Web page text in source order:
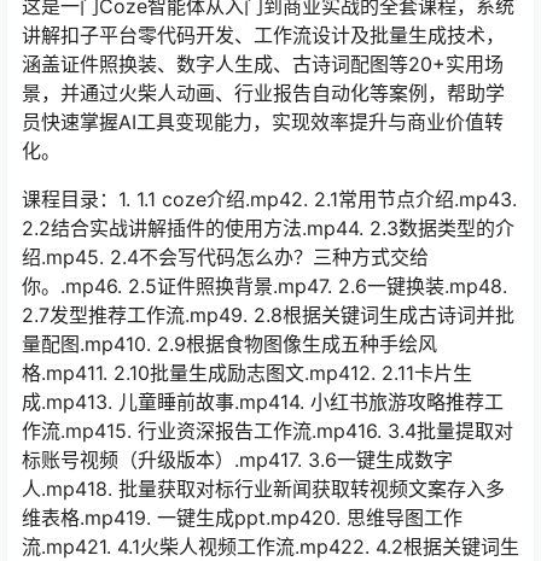
这是一门Coze智能体从入门到商业实战的全套课程，系统
讲解扣子平台零代码开发、工作流设计及批量生成技术，
涵盖证件照换装、数字人生成、古诗词配图等20+实用场
景，并通过火柴人动画、行业报告自动化等案例，帮助学
员快速掌握AI工具变现能力，实现效率提升与商业价值转
化。
课程目录：1. 1.1 coze介绍.mp42. 2.1常用节点介绍.mp43.
2.2结合实战讲解插件的使用方法.mp44. 2.3数据类型的介
绍.mp45. 2.4不会写代码怎么办？三种方式交给
你。.mp46. 2.5证件照换背景.mp47. 2.6一键换装.mp48.
2.7发型推荐工作流.mp49. 2.8根据关键词生成古诗词并批
量配图.mp410. 2.9根据食物图像生成五种手绘风
格.mp411. 2.10批量生成励志图文.mp412. 2.11卡片生
成.mp413. 儿童睡前故事.mp414. 小红书旅游攻略推荐工
作流.mp415. 行业资深报告工作流.mp416. 3.4批量提取对
标账号视频（升级版本）.mp417. 3.6一键生成数字
人.mp418. 批量获取对标行业新闻获取转视频文案存入多
维表格.mp419. 一键生成ppt.mp420. 思维导图工作
流.mp421. 4.1火柴人视频工作流.mp422. 4.2根据关键词生